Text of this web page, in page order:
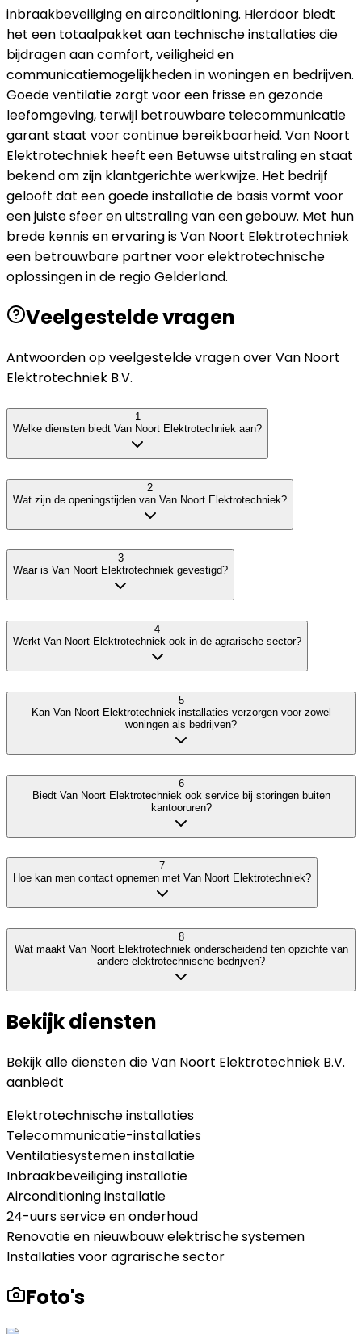
inbraakbeveiliging en airconditioning. Hierdoor biedt
het een totaalpakket aan technische installaties die
bijdragen aan comfort, veiligheid en
communicatiemogelijkheden in woningen en bedrijven.
Goede ventilatie zorgt voor een frisse en gezonde
leefomgeving, terwijl betrouwbare telecommunicatie
garant staat voor continue bereikbaarheid. Van Noort
Elektrotechniek heeft een Betuwse uitstraling en staat
bekend om zijn klantgerichte werkwijze. Het bedrijf
gelooft dat een goede installatie de basis vormt voor
een juiste sfeer en uitstraling van een gebouw. Met hun
brede kennis en ervaring is Van Noort Elektrotechniek
een betrouwbare partner voor elektrotechnische
oplossingen in de regio Gelderland.
Veelgestelde vragen
Antwoorden op veelgestelde vragen overVan Noort
Elektrotechniek B.V.
1
Welke diensten biedt Van Noort Elektrotechniek aan?
2
Wat zijn de openingstijden van Van Noort Elektrotechniek?
3
Waar is Van Noort Elektrotechniek gevestigd?
4
Werkt Van Noort Elektrotechniek ook in de agrarische sector?
5
Kan Van Noort Elektrotechniek installaties verzorgen voor zowel
woningen als bedrijven?
6
Biedt Van Noort Elektrotechniek ook service bij storingen buiten
kantooruren?
7
Hoe kan men contact opnemen met Van Noort Elektrotechniek?
8
Wat maakt Van Noort Elektrotechniek onderscheidend ten opzichte van
andere elektrotechnische bedrijven?
Bekijk diensten
Bekijk alle diensten dieVan Noort Elektrotechniek B.V.
aanbiedt
Elektrotechnische installaties
Telecommunicatie-installaties
Ventilatiesystemen installatie
Inbraakbeveiliging installatie
Airconditioning installatie
24-uurs service en onderhoud
Renovatie en nieuwbouw elektrische systemen
Installaties voor agrarische sector
Foto's